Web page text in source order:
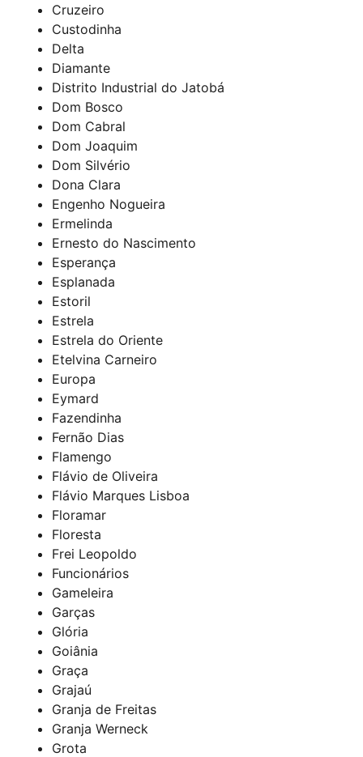
Cruzeiro
Custodinha
Delta
Diamante
Distrito Industrial do Jatobá
Dom Bosco
Dom Cabral
Dom Joaquim
Dom Silvério
Dona Clara
Engenho Nogueira
Ermelinda
Ernesto do Nascimento
Esperança
Esplanada
Estoril
Estrela
Estrela do Oriente
Etelvina Carneiro
Europa
Eymard
Fazendinha
Fernão Dias
Flamengo
Flávio de Oliveira
Flávio Marques Lisboa
Floramar
Floresta
Frei Leopoldo
Funcionários
Gameleira
Garças
Glória
Goiânia
Graça
Grajaú
Granja de Freitas
Granja Werneck
Grota